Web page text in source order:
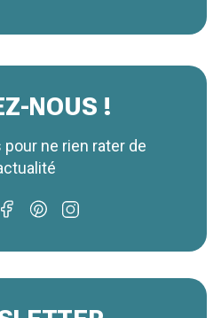
NOUS !
ne rien rater de